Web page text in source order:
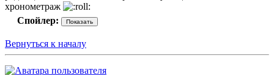
хронометраж
Спойлер:
Вернуться к началу